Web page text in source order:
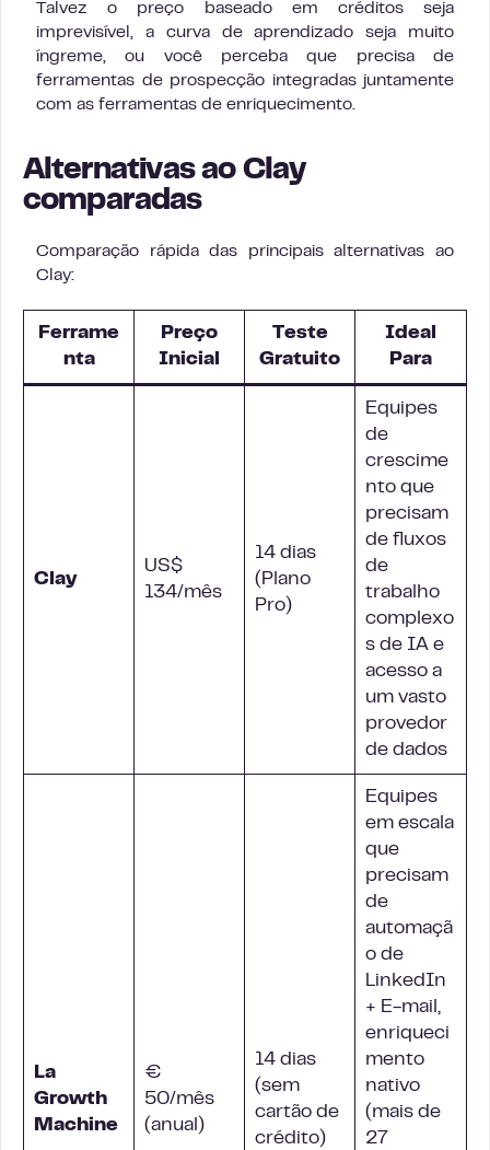
Talvez o preço baseado em créditos seja
imprevisível, a curva de aprendizado seja muito
íngreme, ou você perceba que precisa de
ferramentas de prospecção integradas juntamente
com as ferramentas de enriquecimento.
Alternativas ao Clay
comparadas
Comparação rápida das principais alternativas ao
Clay:
Ferrame
nta
Preço
Inicial
Teste
Gratuito
Ideal
Para
Clay
US$
134/mês
14 dias
(Plano
Pro)
Equipes
de
crescime
nto que
precisam
de fluxos
de
trabalho
complexo
s de IA e
acesso a
um vasto
provedor
de dados
La
Growth
Machine
€
50/mês
(anual)
14 dias
(sem
cartão de
crédito)
Equipes
em escala
que
precisam
de
automaçã
o de
LinkedIn
+ E-mail,
enriqueci
mento
nativo
(mais de
27